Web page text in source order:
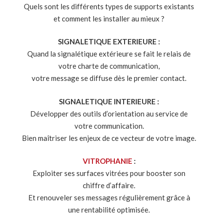
Quels sont les différents types de supports existants
et comment les installer au mieux ?
SIGNALETIQUE EXTERIEURE :
Quand la signalétique extérieure se fait le relais de
votre charte de communication,
votre message se diffuse dès le premier contact.
SIGNALETIQUE INTERIEURE :
Développer des outils d’orientation au service de
votre communication.
Bien maîtriser les enjeux de ce vecteur de votre image.
VITROPHANIE :
Exploiter ses surfaces vitrées pour booster son
chiffre d’affaire.
Et renouveler ses messages régulièrement grâce à
une rentabilité optimisée.